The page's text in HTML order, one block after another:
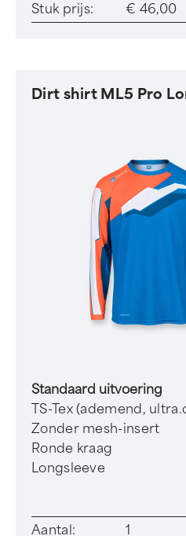
Stuk prijs:
€ 46,00
Dirt shirt ML5 Pro
Standaard uitvoering
TS-Tex (ademend,
Zonder mesh-insert
Ronde kraag
Longsleeve
Aantal: 1